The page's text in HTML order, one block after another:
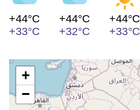
+44°C
+33°C
+44°C
+32°C
+44°C
+33°C
+
−